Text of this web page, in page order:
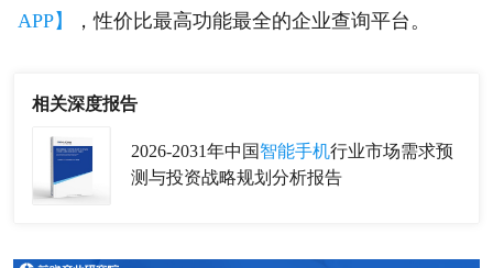
APP】
，性价比最高功能最全的企业查询平台。
相关深度报告
2026-2031年中国 智能手机行业市场需求预
测与投资战略规划分析报告